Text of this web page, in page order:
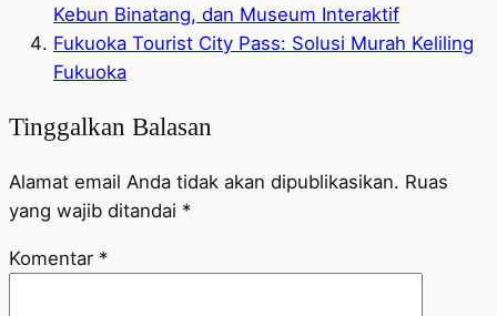
Kebun Binatang, dan Museum Interaktif
Fukuoka Tourist City Pass: Solusi Murah Keliling
Fukuoka
Tinggalkan Balasan
Alamat email Anda tidak akan dipublikasikan. Ruas
yang wajib ditandai *
Komentar *